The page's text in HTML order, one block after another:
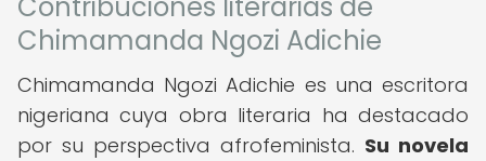
Chimamanda Ngozi Adichie
Chimamanda Ngozi Adichie es una escritora
nigeriana cuya obra literaria ha destacado
por su perspectiva afrofeminista. Su novela